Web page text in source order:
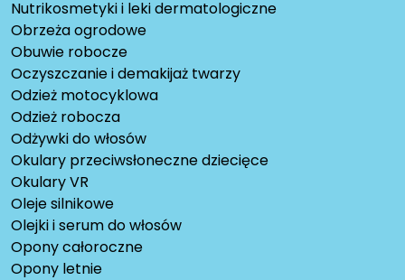
Nutrikosmetyki i leki dermatologiczne
Obrzeża ogrodowe
Obuwie robocze
Oczyszczanie i demakijaż twarzy
Odzież motocyklowa
Odzież robocza
Odżywki do włosów
Okulary przeciwsłoneczne dziecięce
Okulary VR
Oleje silnikowe
Olejki i serum do włosów
Opony całoroczne
Opony letnie